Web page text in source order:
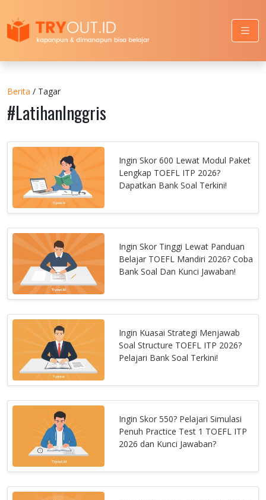
Berita / Tagar
#LatihanInggris
Ingin Skor 600 Lewat Modul Paket
Lengkap TOEFL ITP 2026?
Dapatkan Bank Soal Terkini!
Ingin Skor Tinggi Lewat Panduan
Belajar TOEFL Mandiri 2026? Coba
Bank Soal Dan Kunci Jawaban!
Ingin Kuasai Strategi Menjawab
Soal Structure TOEFL ITP 2026?
Pelajari Bank Soal Terkini!
Ingin Skor 550? Pelajari Simulasi
Penuh Practice Test 1 TOEFL ITP
2026 dan Kunci Jawaban?